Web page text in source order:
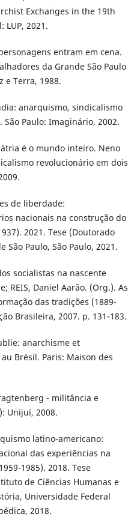
Exchanges in the 19th
LUP, 2021.
entram em cena.
da Grande São Paulo
e Terra, 1988.
anarquismo, sindicalismo
Paulo: Imaginário, 2002.
é o mundo inteiro. Neno
revolucionário em dois
de liberdade:
nacionais na construção do
2021. Tese (Doutorado
Paulo, São Paulo, 2021.
socialistas na nascente
REIS, Daniel Aarão. (Org.). As
das tradições (1889-
Brasileira, 2007. p. 131-183.
anarchisme et
Brésil. Paris: Maison des
- militância e
Unijuí, 2008.
latino-americano:
das experiências na
1985). 2018. Tese
de Ciências Humanas e
Universidade Federal
2018.